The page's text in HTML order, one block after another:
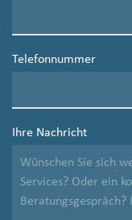
Telefonnummer
Ihre Nachricht